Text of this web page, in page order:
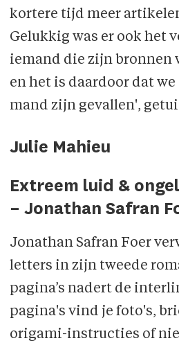
kortere tijd meer
Gelukkig was er ook het
iemand die zijn bronnen
en het is daardoor dat we
mand zijn gevallen',
Julie Mahieu
Extreem luid &
– Jonathan Safran
Jonathan Safran Foer
letters in zijn tweede
pagina’s nadert de
pagina's vind je foto's,
origami-instructies of